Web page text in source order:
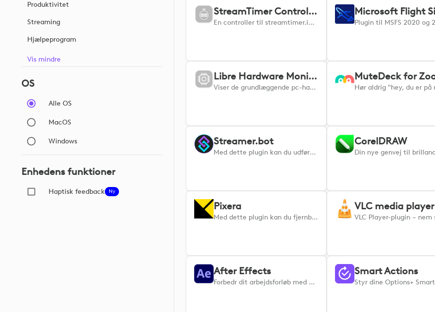
Produktivitet
Streaming
Hjælpeprogram
Vis mindre
OS
Alle OS
MacOS
Windows
Enhedens funktioner
Haptisk feedback Ny
StreamTimer Controller
En controller til streamtimer.io streamtimeren! Subathons, tog og andre nyttige værktøjer til livestreamere. Plugin til MSFS 2020 og
Libre Hardware Monitor
Viser de grundlæggende pc-hardwareparametre (CPU- og GPU-temperatur, CPU-, GPU- og hukommelsesbelastning, CPU-strømforbrug osv.)
Streamer.bot
Med dette plugin kan du udføre handlinger på din Streamer.bot-applikation.
CorelDRAW
Pixera
Med dette plugin kan du fjernbetjene Pixera og alle moduler i Pixera Control.
VLC media player
After Effects
Forbedr dit arbejdsforløb med motion graphics og visuelle effekter med Adobe After Effects-pluginet til din Logi-enhed.
Smart Actions